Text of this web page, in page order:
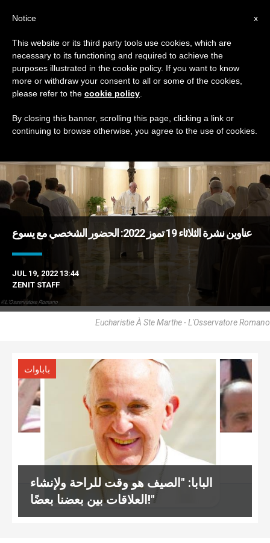
TAG
Posts Tagged ‘صيف’
DERNIÈRES NOUVELLES
عناوين نشرة الثلاثاء 19 تموز 2022: الحضور الشخصي مع يسوع
JUL 19, 2022 13:44
ZENIT STAFF
Eucharistie À Ste Marthe - L'Osservatore Romano
باباوات
البابا: "الصيف هو وقت للراحة ولإنشاء
العلاقات بين بعضنا بعضًا!"
x
Notice
This website or its third party tools use cookies, which are
necessary to its functioning and required to achieve the
purposes illustrated in the cookie policy. If you want to know
more or withdraw your consent to all or some of the cookies,
please refer to the cookie policy
By closing this banner, scrolling this page, clicking a link or
continuing to browse otherwise, you agree to the use of cookies.